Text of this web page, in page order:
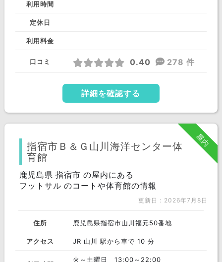
利用時間
定休日
利用料金
口コミ 0.40 278 件
詳細を確認する
屋内
指宿市Ｂ＆Ｇ山川海洋センター体
育館
鹿児島県 指宿市 の屋内にある
フットサル のコートや体育館の情報
更新日：2026年7月8日
住所 鹿児島県指宿市山川福元50番地
アクセス JR 山川 駅から車で 10 分
火～土曜日 13:00～22:00